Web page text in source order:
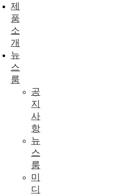
제
품
소
개
뉴
스
룸
공
지
사
항
뉴
스
룸
미
디